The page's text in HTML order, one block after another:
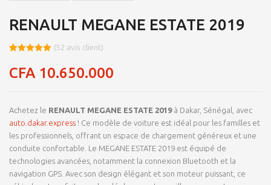
RENAULT MEGANE ESTATE 2019
sur 5
basé sur
client
(52 avis client)
CFA 10.650.000
Achetez le RENAULT MEGANE ESTATE 2019à Dakar, Sénégal, avec
auto.dakar.express ! Ce modèle de voiture est idéal pour les familles et
les professionnels, offrant un espace de chargement généreux et une
conduite confortable. Le MEGANE ESTATE 2019 est équipé de
technologies avancées, notamment la connexion Bluetooth et la
navigation GPS. Avec son design élégant et son moteur puissant, ce